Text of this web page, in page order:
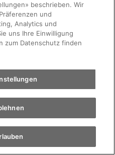
beschrieben. Wir
und
Analytics und
uns Ihre Einwilligung
zum Datenschutz finden